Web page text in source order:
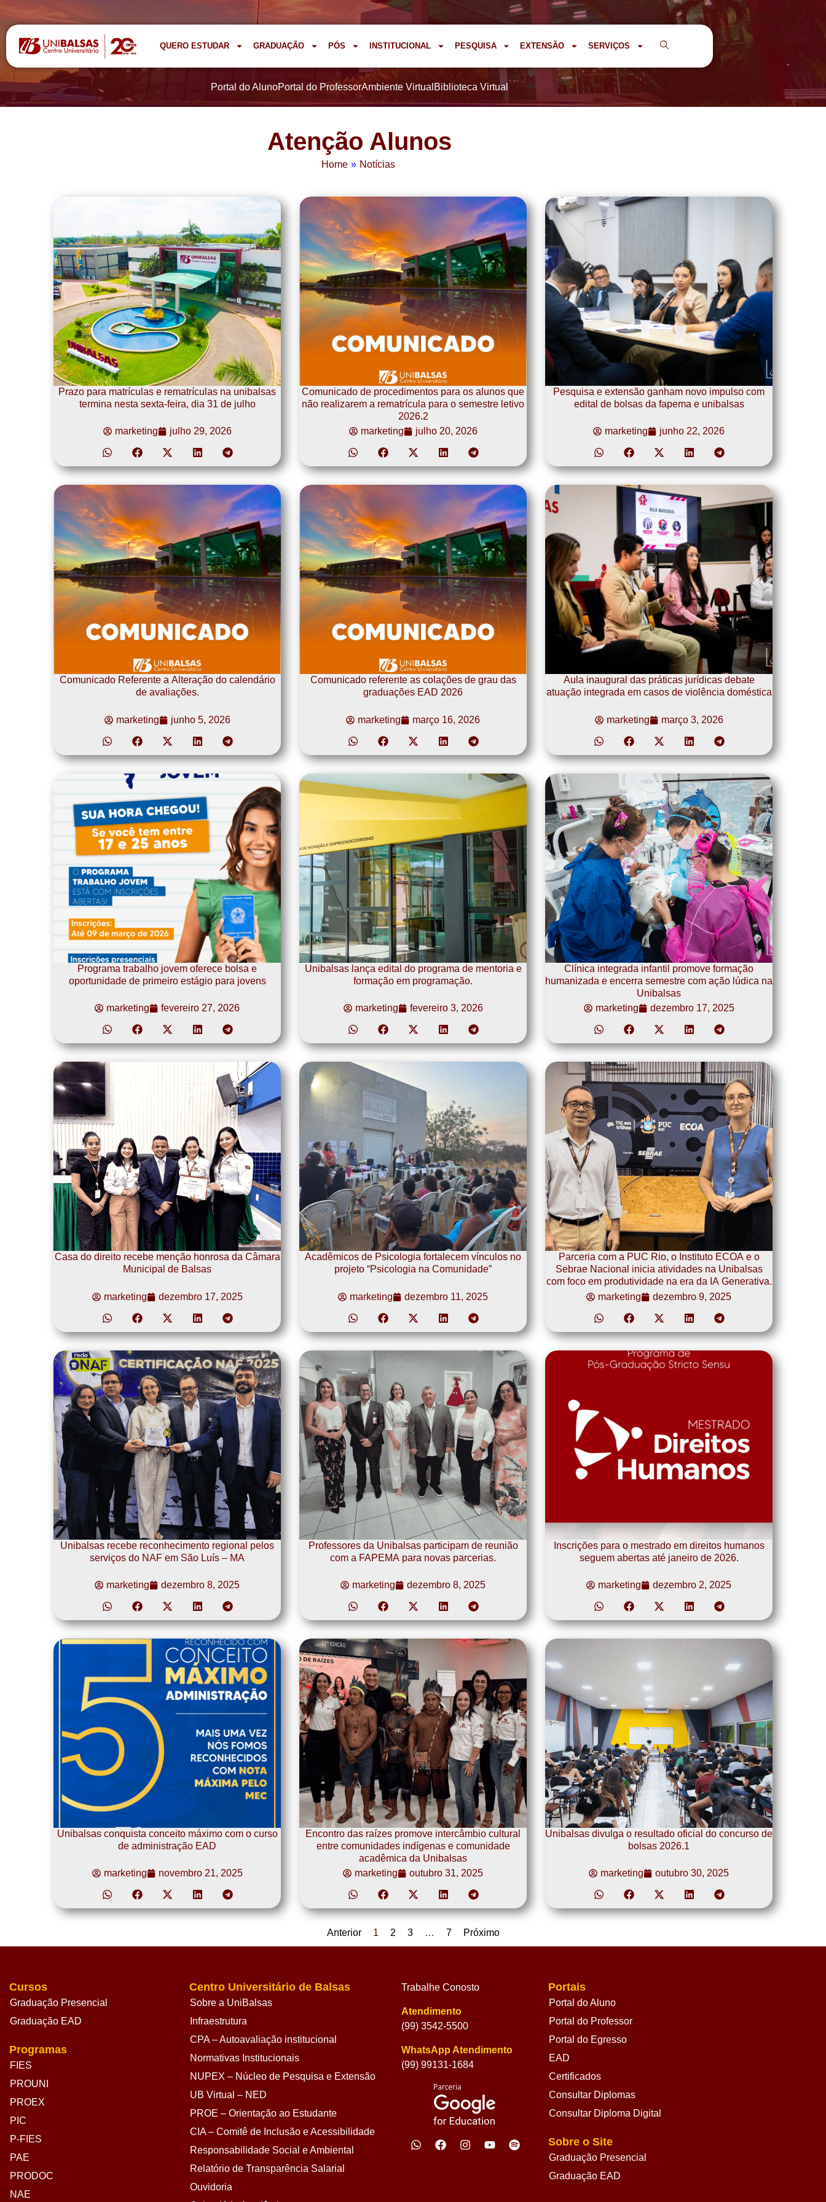
QUERO ESTUDAR GRADUAÇÃO PÓS INSTITUCIONAL PESQUISA EXTENSÃO SERVIÇOS
Portal do AlunoPortal do ProfessorAmbiente Virtual Biblioteca Virtual
Atenção Alunos
Home » Notícias
Prazo para matrículas e rematrículas na unibalsas
termina nesta sexta-feira, dia 31 de julho
marketing julho 29, 2026
Comunicado de procedimentos para os alunos que
não realizarem a rematrícula para o semestre letivo
2026.2
marketing
julho 20, 2026
Pesquisa e extensão ganham novo impulso com
edital de bolsas da fapema e unibalsas
marketing junho 22, 2026
Comunicado Referente a Alteração do calendário
de avaliações.
marketing junho 5, 2026
Comunicado referente as colações de grau das
graduações EAD 2026
marketing março 16, 2026
Aula inaugural das práticas jurídicas debate
atuação integrada em casos de violência doméstica
marketing março 3, 2026
Programa trabalho jovem oferece bolsa e
oportunidade de primeiro estágio para jovens
marketing fevereiro 27, 2026
Unibalsas lança edital do programa de mentoria e
formação em programação.
marketing fevereiro 3, 2026
Clínica integrada infantil promove formação
humanizada e encerra semestre com ação lúdica na
Unibalsas
marketing
dezembro 17, 2025
Casa do direito recebe menção honrosa da Câmara
Municipal de Balsas
marketing dezembro 17, 2025
Acadêmicos de Psicologia fortalecem vínculos no
projeto “Psicologia na Comunidade”
marketing dezembro 11, 2025
Parceria com a PUC Rio, o Instituto ECOA e o
Sebrae Nacional inicia atividades na Unibalsas
com foco em produtividade na era da IA Generativa.
marketing
dezembro 9, 2025
Unibalsas recebe reconhecimento regional pelos
serviços do NAF em São Luís – MA
marketing dezembro 8, 2025
Professores da Unibalsas participam de reunião
com a FAPEMA para novas parcerias.
marketing dezembro 8, 2025
Inscrições para o mestrado em direitos humanos
seguem abertas até janeiro de 2026.
marketing dezembro 2, 2025
Unibalsas conquista conceito máximo com o curso
de administração EAD
marketing novembro 21, 2025
Encontro das raízes promove intercâmbio cultural
entre comunidades indígenas e comunidade
acadêmica da Unibalsas
marketing
outubro 31, 2025
Unibalsas divulga o resultado oficial do concurso de
bolsas 2026.1
marketing outubro 30, 2025
Anterior 1 2 3 … 7 Próximo
Cursos
Graduação Presencial
Graduação EAD
Programas
FIES
PROUNI
PROEX
PIC
P-FIES
PAE
PRODOC
NAE
Centro Universitário de Balsas
Sobre a UniBalsas
Infraestrutura
CPA – Autoavaliação institucional
Normativas Institucionais
NUPEX – Núcleo de Pesquisa e Extensão
UB Virtual – NED
PROE – Orientação ao Estudante
CIA – Comitê de Inclusão e Acessibilidade
Responsabilidade Social e Ambiental
Relatório de Transparência Salarial
Ouvidoria
Trabalhe Conosto
Atendimento
(99) 3542-5500
WhatsApp Atendimento
(99) 99131-1684
Portais
Portal do Aluno
Portal do Professor
Portal do Egresso
EAD
Certificados
Consultar Diplomas
Consultar Diploma Digital
Sobre o Site
Graduação Presencial
Graduação EAD